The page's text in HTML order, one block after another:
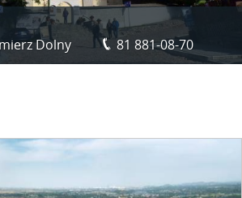
Dolny 81 881-08-70